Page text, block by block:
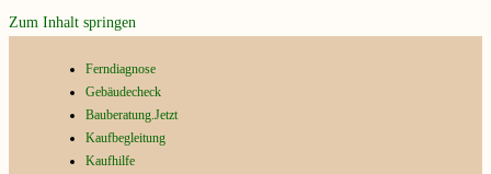
Zum Inhalt springen
Ferndiagnose
Gebäudecheck
Bauberatung.Jetzt
Kaufbegleitung
Kaufhilfe